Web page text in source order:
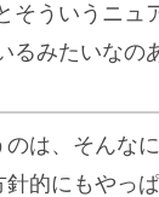
そういうニ
みたいなの
は、そんな
的にもやっ